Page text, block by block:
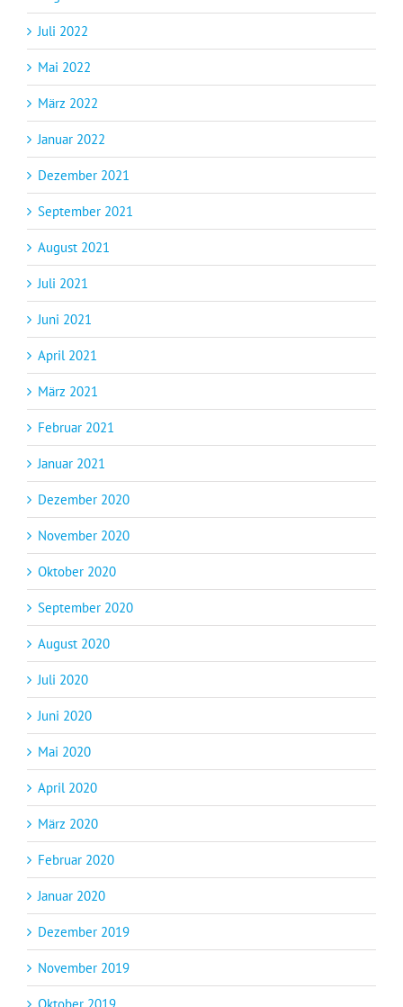
Juli 2022
Mai 2022
März 2022
Januar 2022
Dezember 2021
September 2021
August 2021
Juli 2021
Juni 2021
April 2021
März 2021
Februar 2021
Januar 2021
Dezember 2020
November 2020
Oktober 2020
September 2020
August 2020
Juli 2020
Juni 2020
Mai 2020
April 2020
März 2020
Februar 2020
Januar 2020
Dezember 2019
November 2019
Oktober 2019